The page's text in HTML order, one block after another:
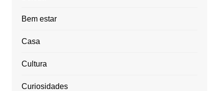
Bem estar
Casa
Cultura
Curiosidades